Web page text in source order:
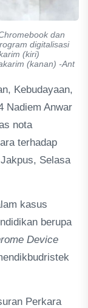
dan
digitalisasi
(kiri)
(kanan) -Ant
Kebudayaan,
Nadiem Anwar
nota
terhadap
Selasa
kasus
berupa
Device
Perkara